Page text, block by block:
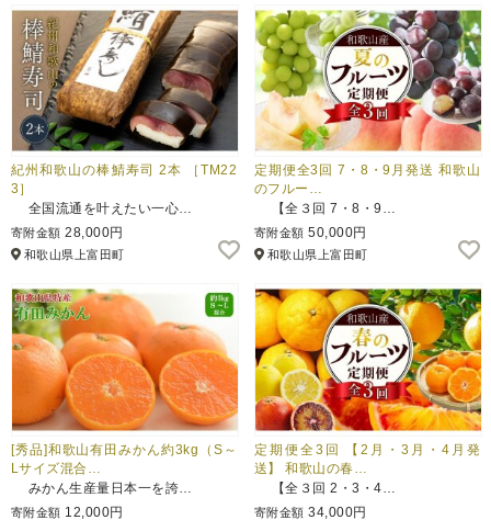
紀州和歌山の棒鯖寿司 2本 ［TM22
3］
全国流通を叶えたい一心…
寄附金額 28,000円
和歌山県上富田町
定期便全3回 7・8・9月発送 和歌山
のフルー…
【全３回 7・8・9…
寄附金額 50,000円
和歌山県上富田町
[秀品]和歌山有田みかん約3kg（S～
Lサイズ混合…
みかん生産量日本一を誇…
寄附金額 12,000円
定期便全3回 【2月・3月・4月発
送】 和歌山の春…
【全３回 2・3・4…
寄附金額 34,000円